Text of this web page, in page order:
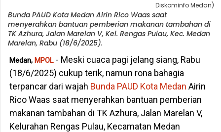
Diskominfo Medan)
Bunda PAUD Kota Medan Airin Rico Waas saat
menyerahkan bantuan pemberian makanan tambahan di
TK Azhura, Jalan Marelan V, Kel. Rengas Pulau, Kec. Medan
Marelan, Rabu (18/6/2025).
Medan, MPOL- Meski cuaca pagi jelang siang, Rabu
(18/6/2025) cukup terik, namun rona bahagia
terpancar dari wajah Bunda PAUD Kota Medan Airin
Rico Waas saat menyerahkan bantuan pemberian
makanan tambahan di TK Azhura, Jalan Marelan V,
Kelurahan Rengas Pulau, Kecamatan Medan